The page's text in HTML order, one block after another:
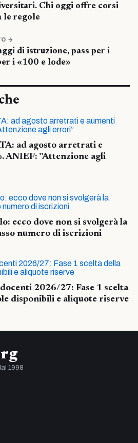
Chi oggi offre corsi
le regole
→
di istruzione, pass per i
i «100 e lode»
ad agosto arretrati e
ANIEF: ”Attenzione agli
ecco dove non si svolgerà la
numero di iscrizioni
2026/27: Fase 1 scelta
disponibili e aliquote riserve
1998